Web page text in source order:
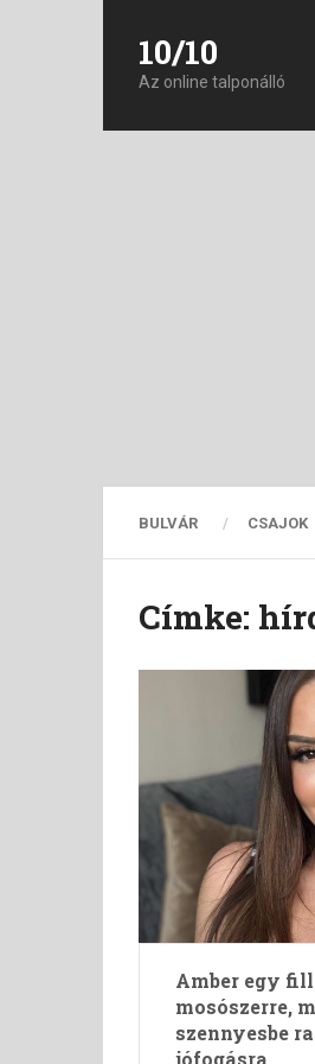
10/10
Az online talponálló
BULVÁR CSAJOK
Címke:
Amber egy
mosószerre,
szennyesbe
jófogásra